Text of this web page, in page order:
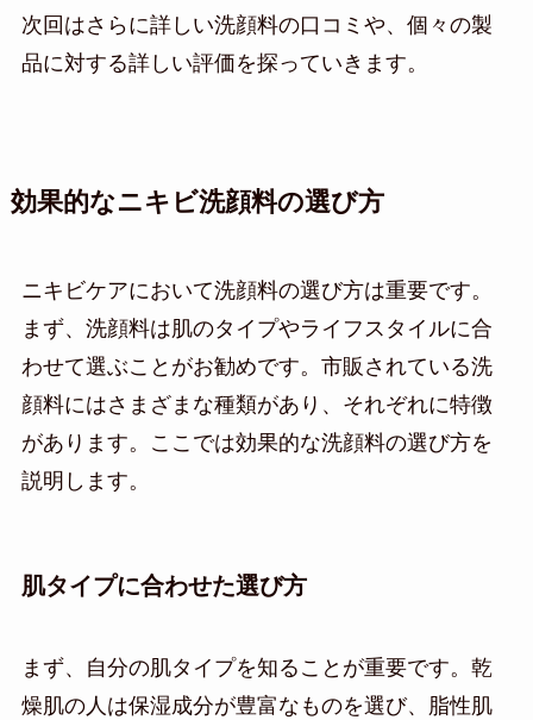
次回はさらに詳しい洗顔料の口コミや、個々の製
品に対する詳しい評価を探っていきます。
効果的なニキビ洗顔料の選び方
ニキビケアにおいて洗顔料の選び方は重要です。
まず、洗顔料は肌のタイプやライフスタイルに合
わせて選ぶことがお勧めです。市販されている洗
顔料にはさまざまな種類があり、それぞれに特徴
があります。ここでは効果的な洗顔料の選び方を
説明します。
肌タイプに合わせた選び方
まず、自分の肌タイプを知ることが重要です。乾
燥肌の人は保湿成分が豊富なものを選び、脂性肌